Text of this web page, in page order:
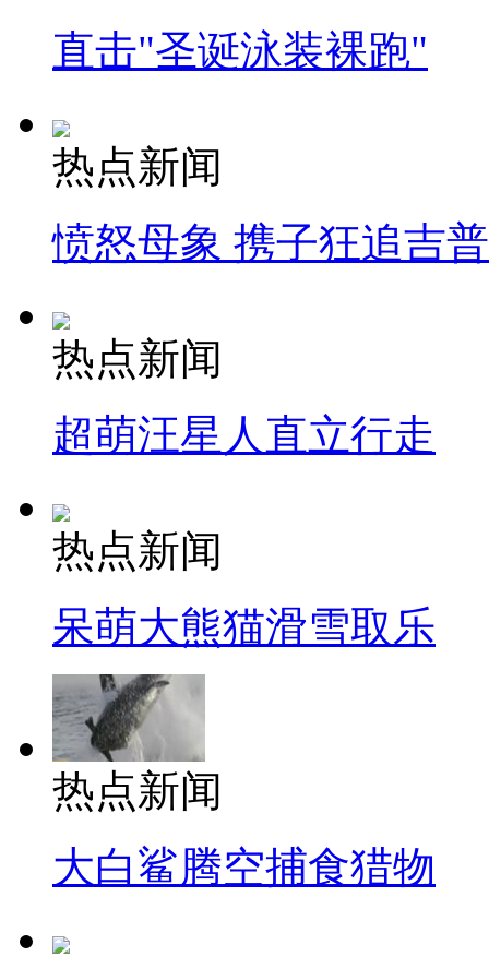
直击"圣诞泳装裸跑"
热点新闻
愤怒母象 携子狂追吉
热点新闻
超萌汪星人直立行走
热点新闻
呆萌大熊猫滑雪取乐
热点新闻
大白鲨腾空捕食猎物